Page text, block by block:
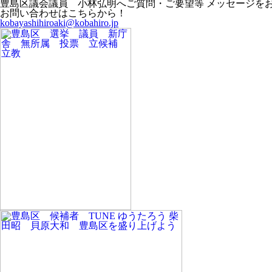
豊島区議会議員 小林弘明へご質問・ご要望等 メッセージを
お問い合わせはこちらから！
kobayashihiroaki@kobahiro.jp